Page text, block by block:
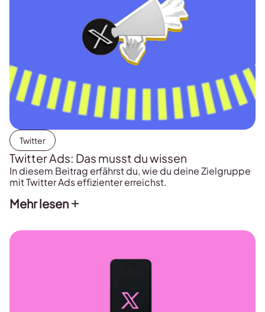
Twitter
Twitter Ads: Das musst du wissen
In diesem Beitrag erfährst du, wie du deine Zielgruppe
mit Twitter Ads effizienter erreichst.
Mehr lesen